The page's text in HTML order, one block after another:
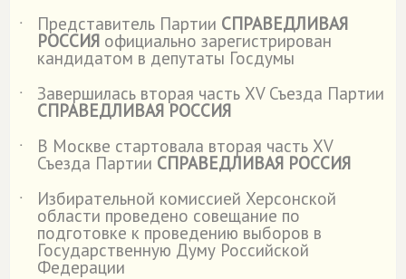
˙
Представитель Партии СПРАВЕДЛИВАЯ
РОССИЯ официально зарегистрирован
кандидатом в депутаты Госдумы
˙
Завершилась вторая часть XV Съезда Партии
СПРАВЕДЛИВАЯ РОССИЯ
˙
В Москве стартовала вторая часть XV
Съезда Партии СПРАВЕДЛИВАЯ РОССИЯ
˙
Избирательной комиссией Херсонской
области проведено совещание по
подготовке к проведению выборов в
Государственную Думу Российской
Федерации